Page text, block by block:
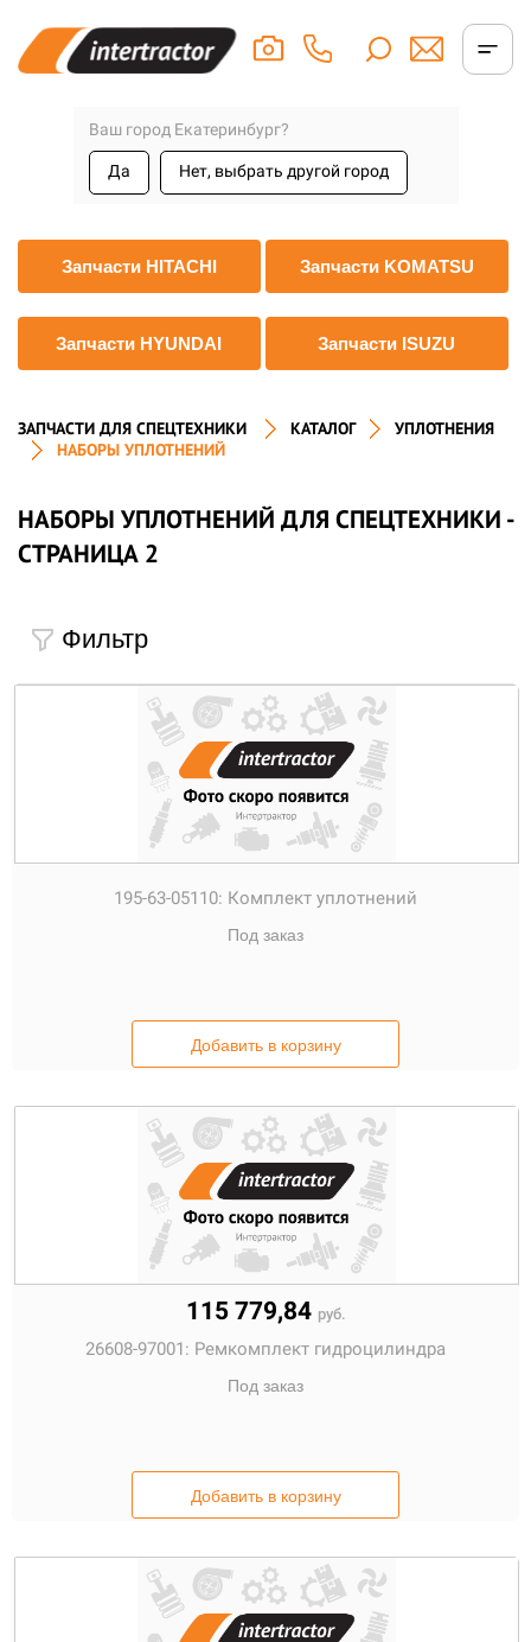
Ваш город Екатеринбург?
Да Нет, выбрать другой город
Запчасти HITACHI Запчасти KOMATSU
Запчасти HYUNDAI Запчасти ISUZU
ЗАПЧАСТИ ДЛЯ СПЕЦТЕХНИКИ КАТАЛОГ
УПЛОТНЕНИЯ
НАБОРЫ УПЛОТНЕНИЙ
НАБОРЫ УПЛОТНЕНИЙ ДЛЯ СПЕЦТЕХНИКИ -
СТРАНИЦА 2
Фильтр
195-63-05110: Комплект уплотнений
Под заказ
Добавить в корзину
115 779,84 руб.
26608-97001: Ремкомплект гидроцилиндра
Под заказ
Добавить в корзину